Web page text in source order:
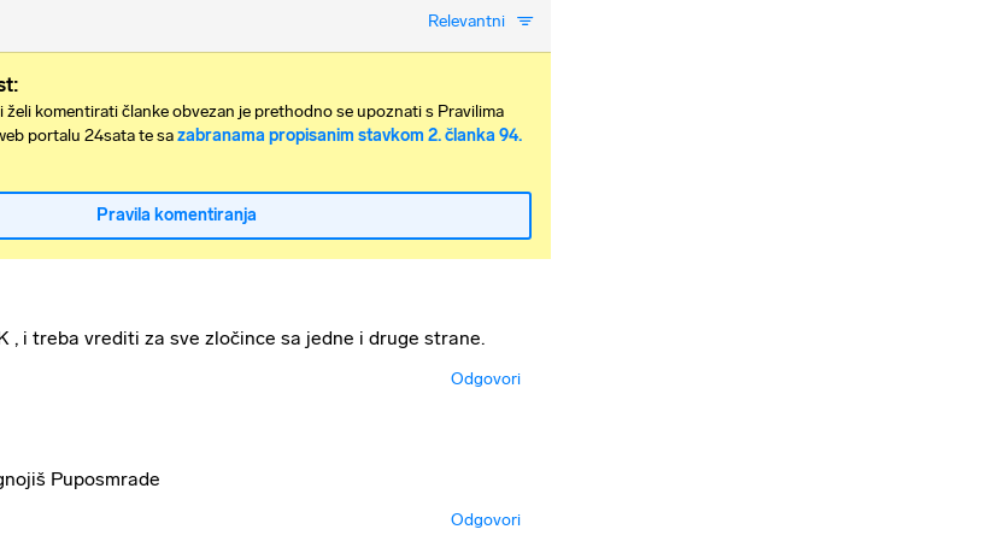
Relevantni
želi komentirati članke obvezan je prethodno se upoznati s Pravilima
portalu 24sata te sazabranama propisanim stavkom 2. članka 94.
Pravila komentiranja
, i treba vrediti za sve zločince sa jedne i druge strane.
Odgovori
Puposmrade
Odgovori